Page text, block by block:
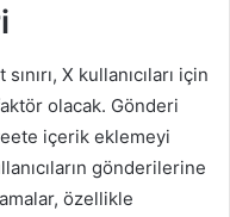
X kullanıcıları için
olacak. Gönderi
içerik eklemeyi
gönderilerine
özellikle